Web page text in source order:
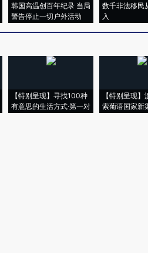
韩国高温创百年纪录 当局
警告停止一切户外活动
数千非法移民
入
【特别呈现】寻找100种
有意思的生活方式·第一对
【特别呈现
索葡语国家新